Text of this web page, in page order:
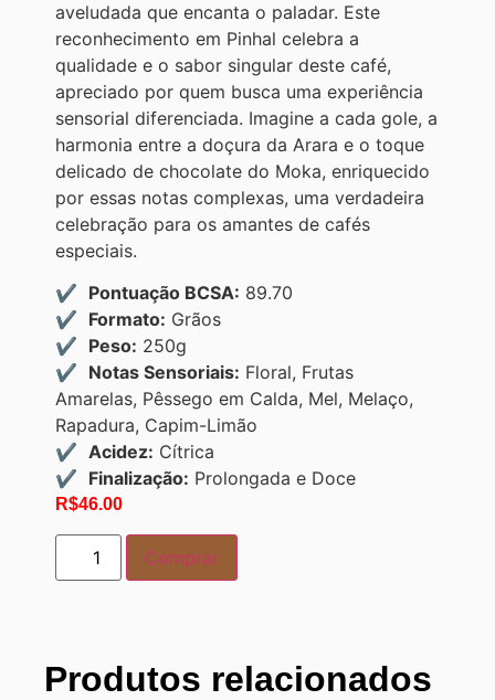
aveludada que encanta o paladar. Este
reconhecimento em Pinhal celebra a
qualidade e o sabor singular deste café,
apreciado por quem busca uma experiência
sensorial diferenciada. Imagine a cada gole, a
harmonia entre a doçura da Arara e o toque
delicado de chocolate do Moka, enriquecido
por essas notas complexas, uma verdadeira
celebração para os amantes de cafés
especiais.
Pontuação BCSA: 89.70
Formato: Grãos
Peso: 250g
Notas Sensoriais: Floral, Frutas
Amarelas, Pêssego em Calda, Mel, Melaço,
Rapadura, Capim-Limão
Acidez: Cítrica
Finalização: Prolongada e Doce
R$46.00
Comprar
Produtos relacionados